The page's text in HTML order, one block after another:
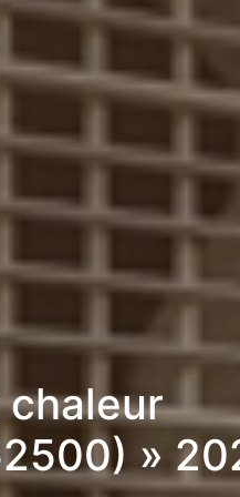
chaleur
»